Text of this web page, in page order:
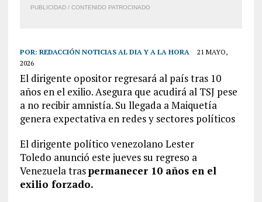
PUBLICIDAD / CONTENIDO PATROCINADO
POR: REDACCIÓN NOTICIAS AL DIA Y A LA HORA
21 MAYO,
2026
El dirigente opositor regresará al país tras 10
años en el exilio. Asegura que acudirá al TSJ pese
a no recibir amnistía. Su llegada a Maiquetía
genera expectativa en redes y sectores políticos
El dirigente político venezolano Lester
Toledo anunció este jueves su regreso a
Venezuela traspermanecer 10 años en el
exilio forzado.